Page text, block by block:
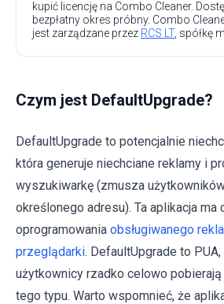
kupić licencję na Combo Cleaner.
bezpłatny okres próbny. Combo
jest zarządzane przez RCS LT, spółkę
Czym jest DefaultUpgrade?
DefaultUpgrade to potencjalnie
która generuje niechciane reklamy i
wyszukiwarkę (zmusza
określonego adresu). Ta aplikacja ma
oprogramowania obsługiwanego
przeglądarki. DefaultUpgrade to
użytkownicy rzadko celowo
tego typu. Warto wspomnieć, że